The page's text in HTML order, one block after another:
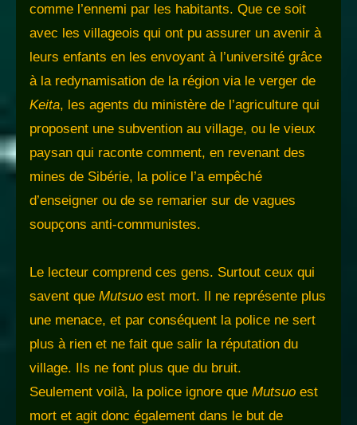
comme l’ennemi par les habitants. Que ce soit
avec les villageois qui ont pu assurer un avenir à
leurs enfants en les envoyant à l’université grâce
à la redynamisation de la région via le verger de
Keita, les agents du ministère de l’agriculture qui
proposent une subvention au village, ou le vieux
paysan qui raconte comment, en revenant des
mines de Sibérie, la police l’a empêché
d’enseigner ou de se remarier sur de vagues
soupçons anti-communistes.
Le lecteur comprend ces gens. Surtout ceux qui
savent que Mutsuo est mort. Il ne représente plus
une menace, et par conséquent la police ne sert
plus à rien et ne fait que salir la réputation du
village. Ils ne font plus que du bruit.
Seulement voilà, la police ignore que Mutsuo est
mort et agit donc également dans le but de